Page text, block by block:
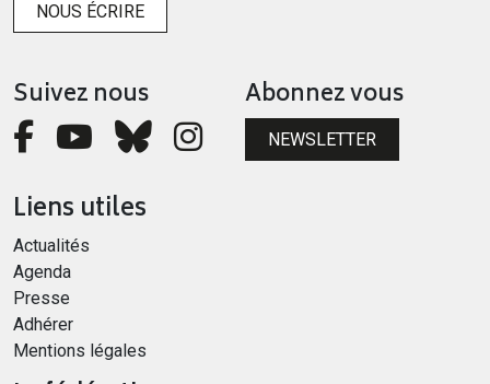
NOUS ÉCRIRE
Suivez nous Abonnez vous
NEWSLETTER
Liens utiles
Actualités
Agenda
Presse
Adhérer
Mentions légales